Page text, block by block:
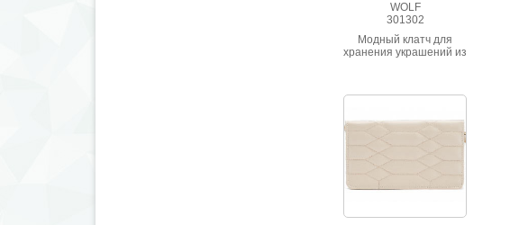
WOLF
301302
Модный клатч для
хранения украшений из